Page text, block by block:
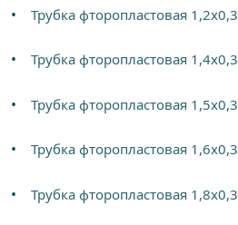
Трубка фторопластовая 1,2х0,3
Трубка фторопластовая 1,4х0,3
Трубка фторопластовая 1,5х0,3
Трубка фторопластовая 1,6х0,3
Трубка фторопластовая 1,8х0,3